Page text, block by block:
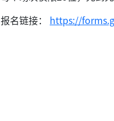
报名链接： https://